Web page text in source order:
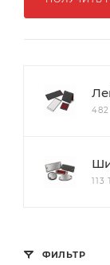
ФИЛЬТР